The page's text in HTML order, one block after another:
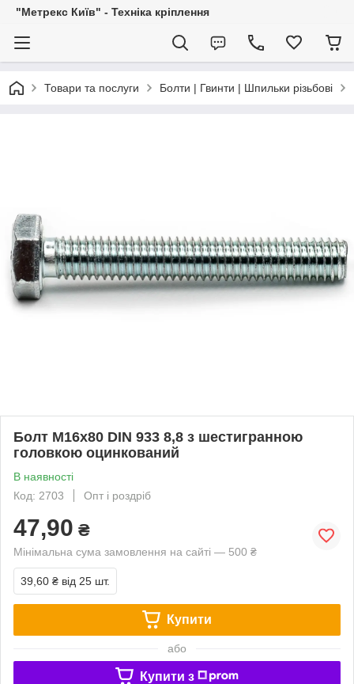
"Метрекс Київ" - Техніка кріплення
Товари та послуги Болти | Гвинти | Шпильки різьбові
Болт М16х80 DIN 933 8,8 з шестигранною
головкою оцинкований
В наявності
Код: 2703
Опт і роздріб
47,90 ₴
Мінімальна сума замовлення на сайті — 500 ₴
39,60 ₴ від 25 шт.
Купити
або
Купити з